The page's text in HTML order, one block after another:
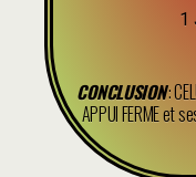
1
CONCLUSION:
APPUI FERME et